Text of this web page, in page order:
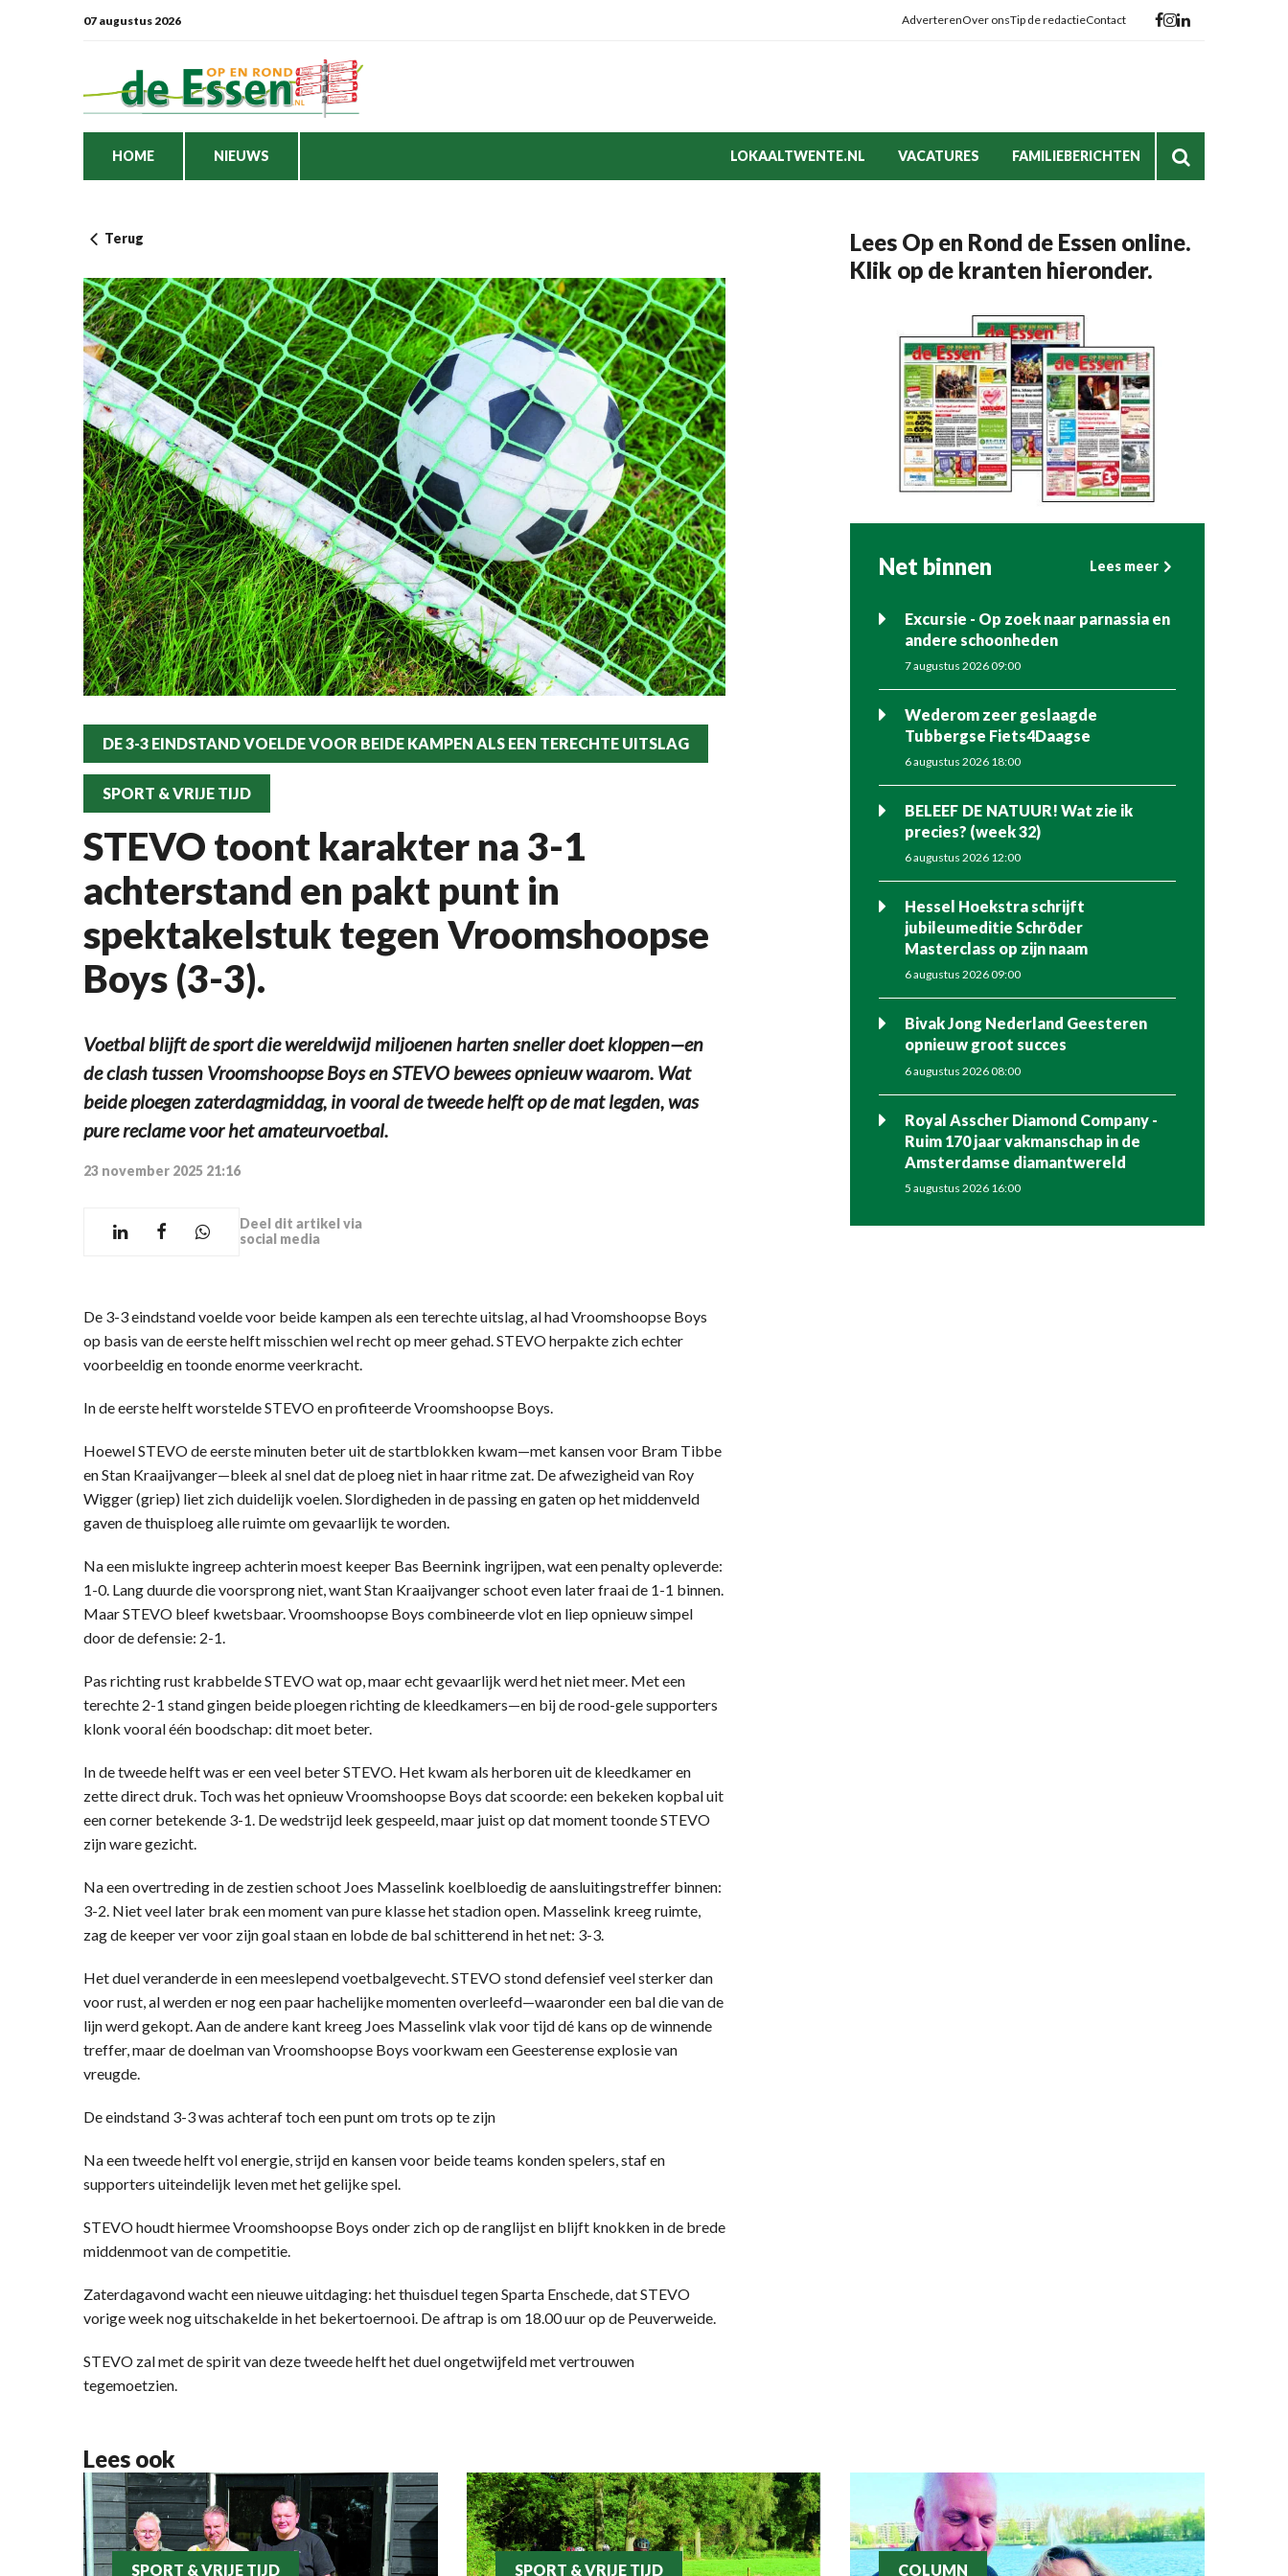
07 augustus 2026 AdverterenOver onsTip de redactieContact
HOME NIEUWS LOKAALTWENTE.NL VACATURES FAMILIEBERICHTEN
Terug
DE 3-3 EINDSTAND VOELDE VOOR BEIDE KAMPEN ALS EEN TERECHTE UITSLAG
SPORT & VRIJE TIJD
STEVO toont karakter na 3-1
achterstand en pakt punt in
spektakelstuk tegen Vroomshoopse
Boys (3-3).
Voetbal blijft de sport die wereldwijd miljoenen harten sneller doet kloppen—en
de clash tussen Vroomshoopse Boys en STEVO bewees opnieuw waarom. Wat
beide ploegen zaterdagmiddag, in vooral de tweede helft op de mat legden, was
pure reclame voor het amateurvoetbal.
23 november 2025 21:16
Deel dit artikel via
social media
De 3-3 eindstand voelde voor beide kampen als een terechte uitslag, al had Vroomshoopse Boys
op basis van de eerste helft misschien wel recht op meer gehad. STEVO herpakte zich echter
voorbeeldig en toonde enorme veerkracht.
In de eerste helft worstelde STEVO en profiteerde Vroomshoopse Boys.
Hoewel STEVO de eerste minuten beter uit de startblokken kwam—met kansen voor Bram Tibbe
en Stan Kraaijvanger—bleek al snel dat de ploeg niet in haar ritme zat. De afwezigheid van Roy
Wigger (griep) liet zich duidelijk voelen. Slordigheden in de passing en gaten op het middenveld
gaven de thuisploeg alle ruimte om gevaarlijk te worden.
Na een mislukte ingreep achterin moest keeper Bas Beernink ingrijpen, wat een penalty opleverde:
1-0. Lang duurde die voorsprong niet, want Stan Kraaijvanger schoot even later fraai de 1-1 binnen.
Maar STEVO bleef kwetsbaar. Vroomshoopse Boys combineerde vlot en liep opnieuw simpel
door de defensie: 2-1.
Pas richting rust krabbelde STEVO wat op, maar echt gevaarlijk werd het niet meer. Met een
terechte 2-1 stand gingen beide ploegen richting de kleedkamers—en bij de rood-gele supporters
klonk vooral één boodschap: dit moet beter.
In de tweede helft was er een veel beter STEVO. Het kwam als herboren uit de kleedkamer en
zette direct druk. Toch was het opnieuw Vroomshoopse Boys dat scoorde: een bekeken kopbal uit
een corner betekende 3-1. De wedstrijd leek gespeeld, maar juist op dat moment toonde STEVO
zijn ware gezicht.
Na een overtreding in de zestien schoot Joes Masselink koelbloedig de aansluitingstreffer binnen:
3-2. Niet veel later brak een moment van pure klasse het stadion open. Masselink kreeg ruimte,
zag de keeper ver voor zijn goal staan en lobde de bal schitterend in het net: 3-3.
Het duel veranderde in een meeslepend voetbalgevecht. STEVO stond defensief veel sterker dan
voor rust, al werden er nog een paar hachelijke momenten overleefd—waaronder een bal die van de
lijn werd gekopt. Aan de andere kant kreeg Joes Masselink vlak voor tijd dé kans op de winnende
treffer, maar de doelman van Vroomshoopse Boys voorkwam een Geesterense explosie van
vreugde.
De eindstand 3-3 was achteraf toch een punt om trots op te zijn
Na een tweede helft vol energie, strijd en kansen voor beide teams konden spelers, staf en
supporters uiteindelijk leven met het gelijke spel.
STEVO houdt hiermee Vroomshoopse Boys onder zich op de ranglijst en blijft knokken in de brede
middenmoot van de competitie.
Zaterdagavond wacht een nieuwe uitdaging: het thuisduel tegen Sparta Enschede, dat STEVO
vorige week nog uitschakelde in het bekertoernooi. De aftrap is om 18.00 uur op de Peuverweide.
STEVO zal met de spirit van deze tweede helft het duel ongetwijfeld met vertrouwen
tegemoetzien.
Lees Op en Rond de Essen online.
Klik op de kranten hieronder.
Net binnen Lees meer
Excursie - Op zoek naar parnassia en
andere schoonheden
7 augustus 2026 09:00
Wederom zeer geslaagde
Tubbergse Fiets4Daagse
6 augustus 2026 18:00
BELEEF DE NATUUR! Wat zie ik
precies? (week 32)
6 augustus 2026 12:00
Hessel Hoekstra schrijft
jubileumeditie Schröder
Masterclass op zijn naam
6 augustus 2026 09:00
Bivak Jong Nederland Geesteren
opnieuw groot succes
6 augustus 2026 08:00
Royal Asscher Diamond Company -
Ruim 170 jaar vakmanschap in de
Amsterdamse diamantwereld
5 augustus 2026 16:00
Lees ook
SPORT & VRIJE TIJD SPORT & VRIJE TIJD COLUMN